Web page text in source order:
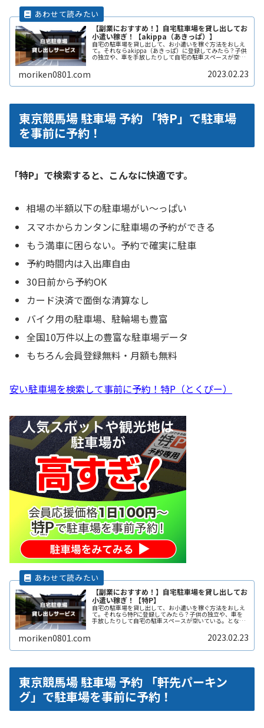
【副業におすすめ！】自宅駐車場を貸し出してお
小遣い稼ぎ！【akippa（あきっぱ）】
自宅の駐車場を貸し出して、お小遣いを稼ぐ方法をおしえ
て。それならakippa（あきっぱ）に登録してみたら？子供
の独立や、車を手放したりして自宅の駐車スペースが空い
moriken0801.com 2023.02.23
東京競馬場 駐車場 予約 「特P」で駐車場
を事前に予約！
「特P」で検索すると、こんなに快適です。
相場の半額以下の駐車場がい〜っぱい
スマホからカンタンに駐車場の予約ができる
もう満車に困らない。予約で確実に駐車
予約時間内は入出庫自由
30日前から予約OK
カード決済で面倒な清算なし
バイク用の駐車場、駐輪場も豊富
全国10万件以上の豊富な駐車場データ
もちろん会員登録無料・月額も無料
安い駐車場を検索して事前に予約！特P（とくぴー）
【副業におすすめ！】自宅駐車場を貸し出してお
小遣い稼ぎ！【特P】
自宅の駐車場を貸し出して、お小遣いを稼ぐ方法をおしえ
て。それなら特Pに登録してみたら？子供の独立や、車を
手放したりして自宅の駐車スペースが空いている。となり
貸すと副収入になると聞いたことがReadMore...
moriken0801.com 2023.02.23
東京競馬場 駐車場 予約 「軒先パーキン
グ」で駐車場を事前に予約！